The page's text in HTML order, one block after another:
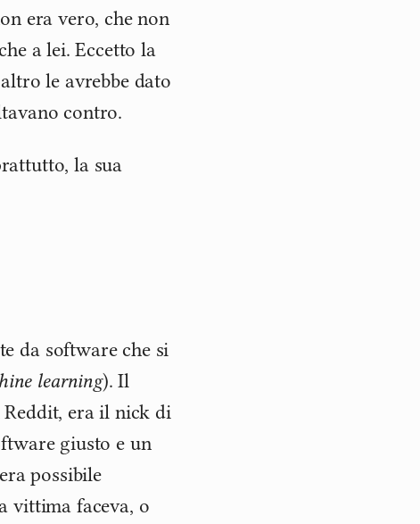
era vero, che non
a lei. Eccetto la
le avrebbe dato
contro.
la sua
da software che si
learning). Il
era il nick di
giusto e un
possibile
vittima faceva, o